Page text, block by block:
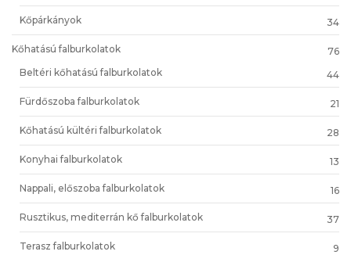
Kőpárkányok 34
Kőhatású falburkolatok
76
Beltéri kőhatású falburkolatok
44
Fürdőszoba falburkolatok 21
Kőhatású kültéri falburkolatok 28
Konyhai falburkolatok 13
Nappali, előszoba falburkolatok 16
Rusztikus, mediterrán kő falburkolatok 37
Terasz falburkolatok 9